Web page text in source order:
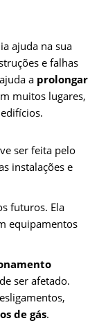
ajuda na sua
e falhas
a prolongar
muitos lugares,
ser feita pelo
instalações e
futuros. Ela
equipamentos
ser afetado.
de gás.